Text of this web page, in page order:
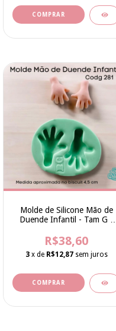
Molde de Silicone Mão de
Duende Infantil - Tam G -
R$38,60
3 x de R$12,87 sem juros